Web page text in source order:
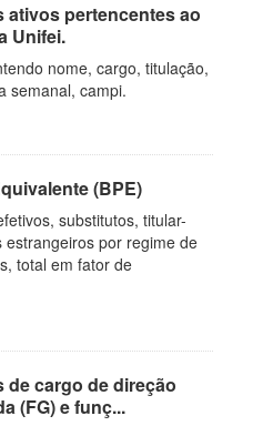
ativos pertencentes ao
Unifei.
nome, cargo, titulação,
semanal, campi.
(BPE)
substitutos, titular-
estrangeiros por regime de
total em fator de
de cargo de direção
(FG) e funç...